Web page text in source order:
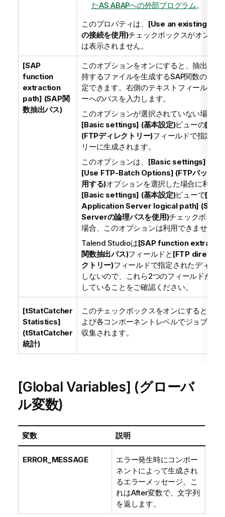
たAS ABAPへの外部プログラム。
このプロパティは、 [Use an existing
の接続を使用)チェックボックスがオンに
は表示されません。
[SAP
function
extraction
path] (SAP関
数抽出パス)
このオプションをオンにすると、抽出され
持するファイルを生成するSAP関数のディ
定できます。右側のテキストフィールドに
ーへのパスを入力します。
このオプションが選択されていない場合、
[Basic settings] (基本設定)ビューの
(FTPディレクトリー)フィールドで指定さ
リーに生成されます。
このオプションは、 [Basic settings] (基
[Use FTP-Batch Options] (FTPバッチオ
用する)オプションを選択した場合に利用
[Basic settings] (基本設定)ビューで[Use
Application Server logical path] (SAP
Serverの論理パスを使用)チェックボック
場合、このオプションは利用できません。
Talend Studioは[SAP function
関数抽出パス)フィールドと [FTP
クトリー)フィールドで指定されたディレ
しないので、これら2つのフィールドが同
していることをご確認ください。
[tStatCatcher
Statistics]
(tStatCatcher
統計)
このチェックボックスをオンにすると、ジ
よび各コンポーネントレベルでジョブ処理
収集されます。
[Global Variables] (グローバ
ル変数)
変数 説明
ERROR_MESSAGE
エラー発生時にコンポー
ネントによって生成され
るエラーメッセージ。こ
れはAfter変数で、文字列
を返します。